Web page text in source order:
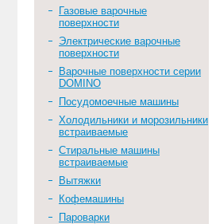
Газовые варочные
поверхности
Электрические варочные
поверхности
Варочные поверхности серии
DOMINO
Посудомоечные машины
Холодильники и морозильники
встраиваемые
Стиральные машины
встраиваемые
Вытяжки
Кофемашины
Пароварки